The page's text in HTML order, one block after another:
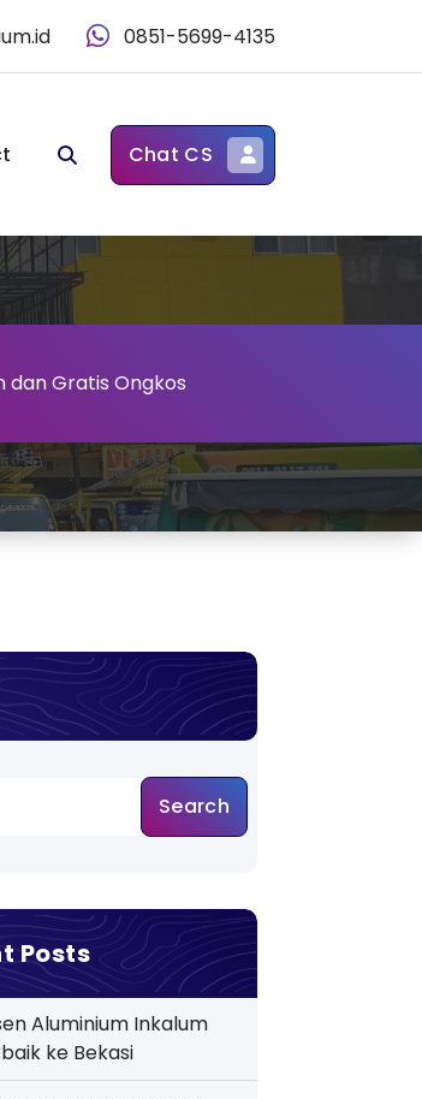
0851-5699-4135
Chat CS
dan Gratis Ongkos
Search
Posts
Aluminium Inkalum
ke Bekasi